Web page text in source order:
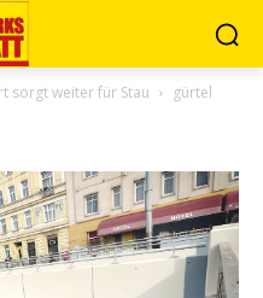
sorgt weiter für Stau gürtel